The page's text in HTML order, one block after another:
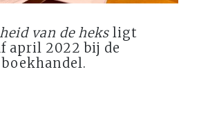
van de heksligt
april 2022 bij de
boekhandel.